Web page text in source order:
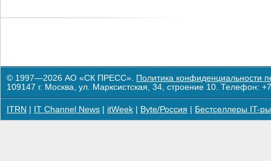
© 1997—2026 АО «СК ПРЕСС». Политика конфиденциальности
109147 г. Москва, ул. Марксистская, 34, строение 10. Телефон:
ITRN IT Channel News itWeek Byte/Россия Бестселлеры IT-